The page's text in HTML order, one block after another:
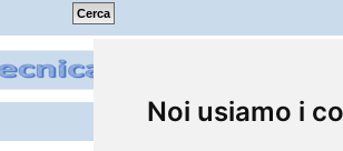
Noi usiamo i